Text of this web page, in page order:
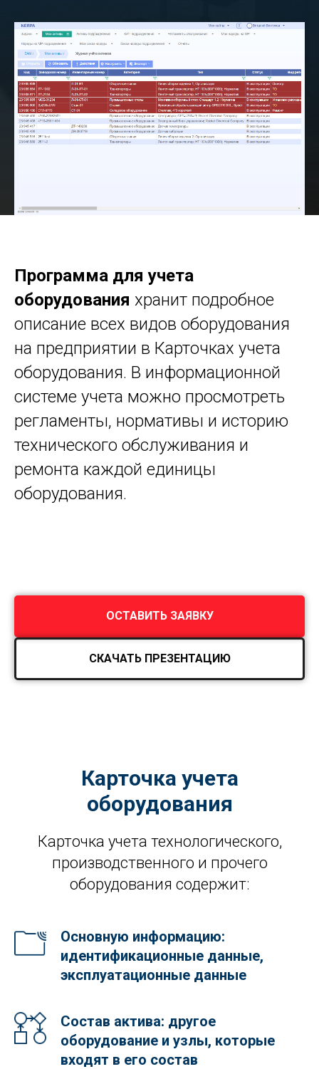
Программа для учета
оборудования хранит подробное
описание всех видов оборудования
на предприятии в Карточках учета
оборудования. В информационной
системе учета можно просмотреть
регламенты, нормативы и историю
технического обслуживания и
ремонта каждой единицы
оборудования.
ОСТАВИТЬ ЗАЯВКУ
СКАЧАТЬ ПРЕЗЕНТАЦИЮ
Карточка учета
оборудования
Карточка учета технологического,
производственного и прочего
оборудования содержит:
Основную информацию:
идентификационные данные,
эксплуатационные данные
Состав актива: другое
оборудование и узлы, которые
входят в его состав